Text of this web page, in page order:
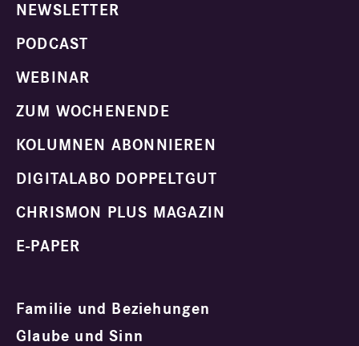
NEWSLETTER
PODCAST
WEBINAR
ZUM WOCHENENDE
KOLUMNEN ABONNIEREN
DIGITALABO DOPPELTGUT
CHRISMON PLUS MAGAZIN
E-PAPER
Familie und Beziehungen
Glaube und Sinn